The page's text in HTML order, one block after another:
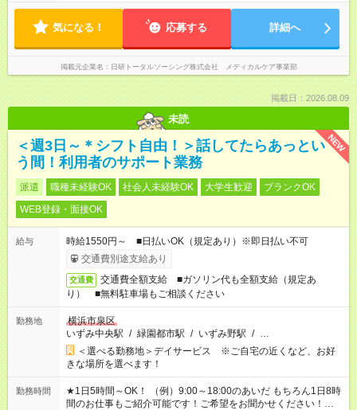
気になる！ 応募する 詳細へ
掲載元企業名 日研トータルソーシング株式会社 メディカルケア事業部
掲載日：2026.08.09
未読
NEW
＜週3日～＊シフト自由！＞話してたらあっとい
う間！利用者のサポート業務
派遣 職種未経験OK 社会人未経験OK 大学生歓迎
ブランクOK
WEB登録・面接OK
給与
時給1550円～ ■日払いOK（規定あり）※即日払い不可
交通費別途支給あり
交通費
交通費全額支給 ■ガソリン代も全額支給（規定あ
り） ■無料駐車場もご相談ください
勤務地
横浜市泉区
いずみ中央駅 / 緑園都市駅 / いずみ野駅 / …
＜選べる勤務地＞デイサービス ※ご自宅の近くなど、お好
きな場所を選べます！
勤務時間
★1日5時間～OK！ （例）9:00～18:00のあいだ もちろん1日8時
間のお仕事もご紹介可能です！ご希望をお聞かせください！★家